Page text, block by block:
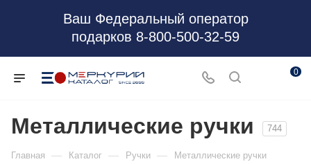
Ваш Федеральный оператор
подарков 8-800-500-32-59
0
Металлические ручки 744
Главная — Каталог — Ручки — Металлические ручки